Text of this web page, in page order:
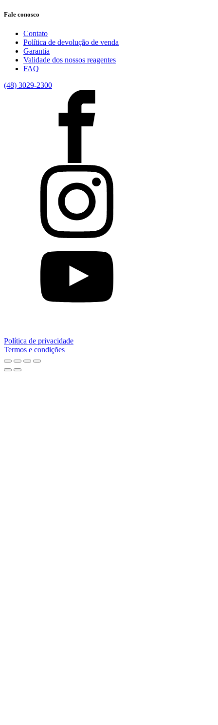
Fale conosco
Contato
Política de devolução de venda
Garantia
Validade dos nossos reagentes
FAQ
(48) 3029-2300
Política de privacidade
Termos e condições